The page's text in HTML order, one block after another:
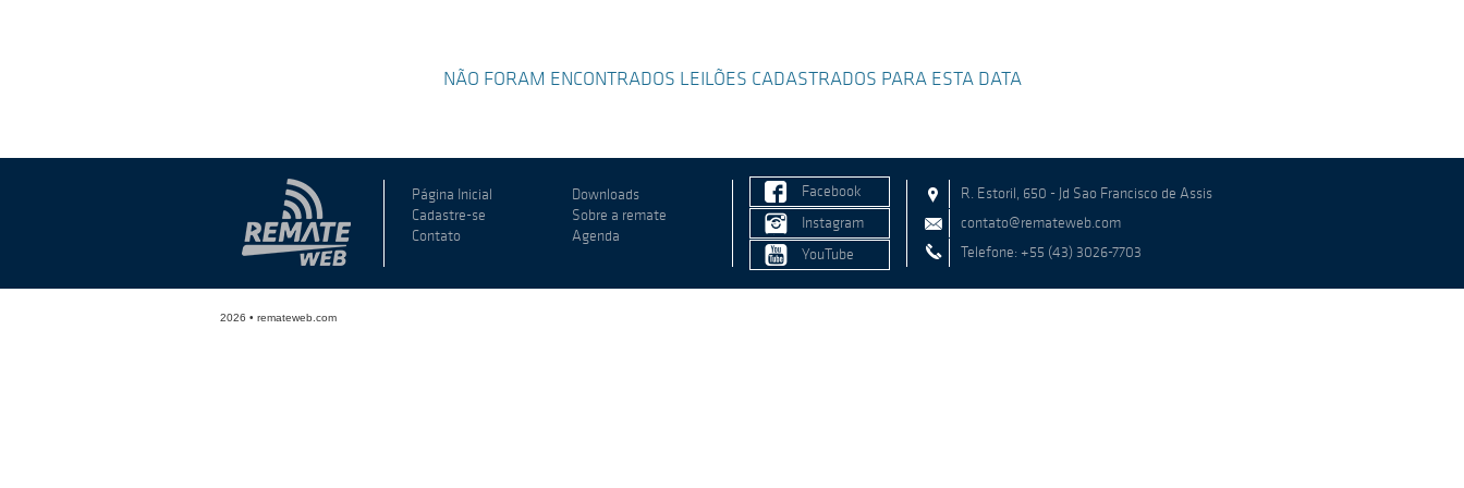
NÃO FORAM ENCONTRADOS LEILÕES CADASTRADOS PARA ESTA DATA
Página Inicial
Downloads
Cadastre-se
Sobre a remate
Contato
Agenda
Facebook
Instagram
YouTube
R. Estoril, 650 - Jd Sao Francisco de Assis
contato@remateweb.com
Telefone: +55 (43) 3026-7703
2026 • remateweb.com